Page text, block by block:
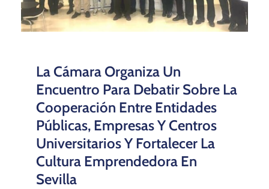
La Cámara Organiza Un
Encuentro Para Debatir Sobre La
Cooperación Entre Entidades
Públicas, Empresas Y Centros
Universitarios Y Fortalecer La
Cultura Emprendedora En
Sevilla